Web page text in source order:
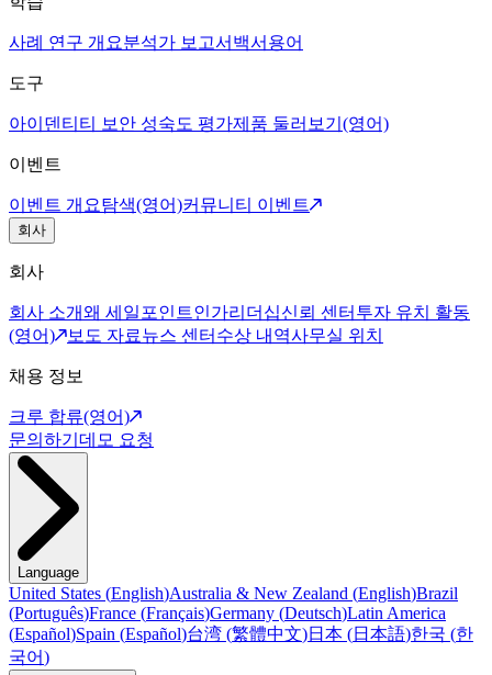
사례 연구 개요분석가 보고서 백서 용어
도구
아이덴티티 보안 성숙도 평가제품 둘러보기(영어)
이벤트
이벤트 개요탐색(영어)커뮤니티 이벤트
회사
회사
회사 소개왜 세일포인트인가리더십신뢰 센터 투자 유치 활동
(영어)
보도 자료뉴스 센터 수상 내역사무실 위치
채용 정보
크루 합류(영어)
문의하기 데모 요청
Language
United States (English)Australia & New Zealand (English)Brazil
(Português)France (Français)Germany (Deutsch)Latin America
(Español)Spain (Español)台湾 (繁體中文)日本 (日本語)한국 (한
국어)